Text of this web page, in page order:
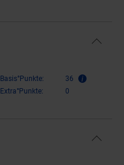
Basis°Punkte:
36
Extra°Punkte:
0